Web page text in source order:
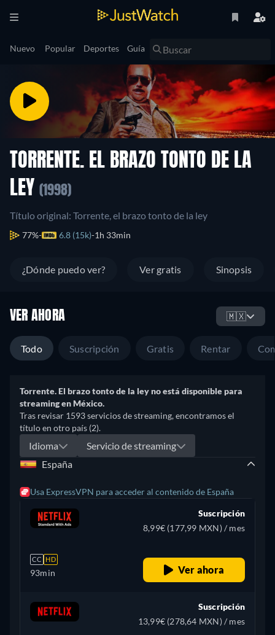
Nuevo Popular Deportes Guía
TORRENTE. EL BRAZO TONTO DE LA
LEY (1998)
Título original: Torrente, el brazo tonto de la ley
77% 6.8 (15k) 1h 33min
¿Dónde puedo ver? Ver gratis Sinopsis
VER AHORA 🇲🇽
Todo Suscripción Gratis Rentar
Torrente. El brazo tonto de la ley no está disponible para
streaming en México.
Tras revisar 1593 servicios de streaming, encontramos el
título en otro país (2).
Idioma
Servicio de streaming
España
Usa ExpressVPN para acceder al contenido de España
CC HD
93min
Suscripción
8,99€ (177,99 MXN) / mes
Ver ahora
Suscripción
13,99€ (278,64 MXN) / mes